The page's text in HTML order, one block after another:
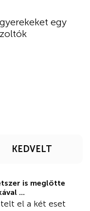
egy
KEDVELT
is meglőtte
...
el a két eset